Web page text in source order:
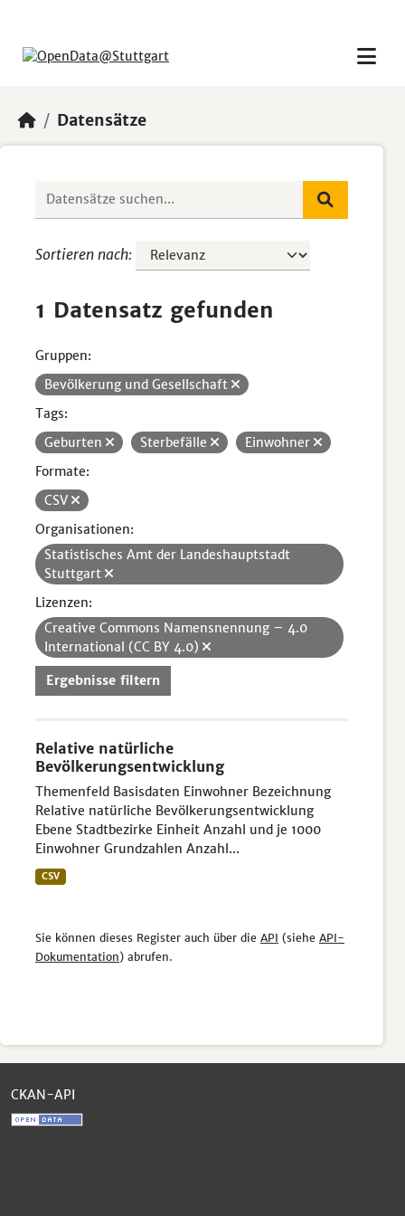
Datensätze
Sortieren nach
1 Datensatz gefunden
Gruppen:
Bevölkerung und Gesellschaft
Tags:
Geburten
Sterbefälle
Einwohner
Formate:
CSV
Organisationen:
Statistisches Amt der Landeshauptstadt
Stuttgart
Lizenzen:
Creative Commons Namensnennung – 4.0
International (CC BY 4.0)
Ergebnisse filtern
Relative natürliche
Bevölkerungsentwicklung
Themenfeld Basisdaten Einwohner Bezeichnung
Relative natürliche Bevölkerungsentwicklung
Ebene Stadtbezirke Einheit Anzahl und je 1000
Einwohner Grundzahlen Anzahl...
CSV
Sie können dieses Register auch über die API (siehe API-
Dokumentation) abrufen.
CKAN-API